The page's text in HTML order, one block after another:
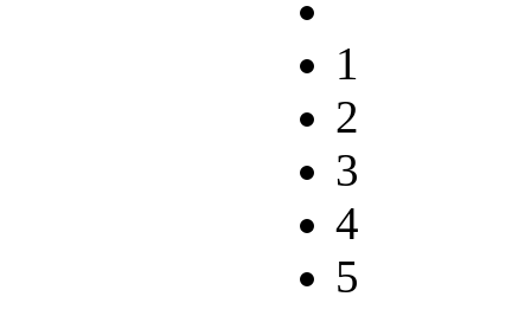
1
2
3
4
5